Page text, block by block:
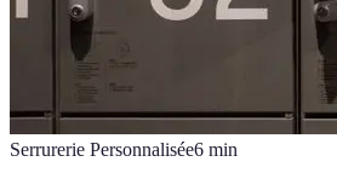
Serrurerie Personnalisée6 min